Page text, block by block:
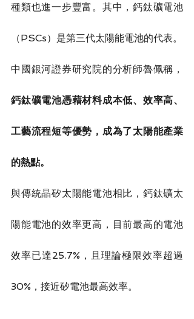
種類也進一步豐富。其中，鈣鈦礦電池
（PSCs）是第三代太陽能電池的代表。
中國銀河證券研究院的分析師魯佩稱，
鈣鈦礦電池憑藉材料成本低、效率高、
工藝流程短等優勢，成為了太陽能產業
的熱點。
與傳統晶矽太陽能電池相比，鈣鈦礦太
陽能電池的效率更高，目前最高的電池
效率已達25.7%，且理論極限效率超過
30%，接近矽電池最高效率。